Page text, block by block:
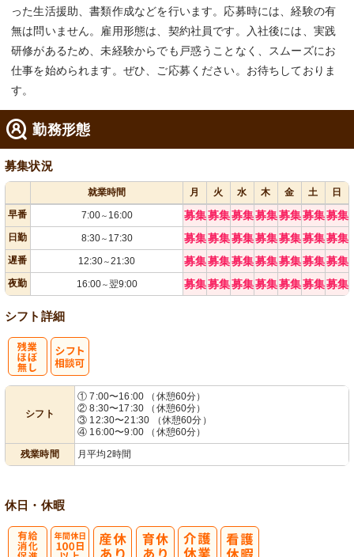
った生活援助、書類作成などを行います。応募時には、経験の有
無は問いません。雇用形態は、契約社員です。入社後には、実践
研修があるため、未経験からでも戸惑うことなく、スムーズにお
仕事を始められます。ぜひ、ご応募ください。お待ちしておりま
す。
勤務形態
募集状況
就業時間 月 火 水 木 金 土
日
早番
7:00～ 16:00 募集募集募集募集募集募集募集
日勤 8:30～ 17:30 募集募集募集募集募集募集募集
遅番 12:30～21:30 募集募集募集募集募集募集募集
夜勤 16:00～翌9:00 募集募集募集募集募集募集募集
シフト詳細
シフト
① 7:00〜16:00 （休憩60分）
② 8:30〜17:30 （休憩60分）
③ 12:30〜21:30 （休憩60分）
④ 16:00〜9:00 （休憩60分）
残業時間
月平均2時間
休日・休暇